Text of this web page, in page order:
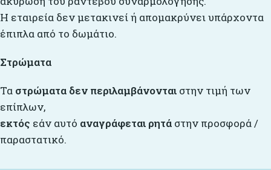
Η εταιρεία δεν μετακινεί ή απομακρύνει υπάρχοντα
έπιπλα από το δωμάτιο.
Στρώματα
Τα στρώματα δεν περιλαμβάνονται στην τιμή των
επίπλων,
εκτός εάν αυτό αναγράφεται ρητά στην προσφορά /
παραστατικό.